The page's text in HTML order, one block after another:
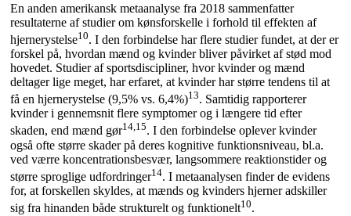
En anden amerikansk metaanalyse fra 2018 sammenfatter
resultaterne af studier om kønsforskelle i forhold til effekten af
hjernerystelse10. I den forbindelse har flere studier fundet, at der er
forskel på, hvordan mænd og kvinder bliver påvirket af stød mod
hovedet. Studier af sportsdiscipliner, hvor kvinder og mænd
deltager lige meget, har erfaret, at kvinder har større tendens til at
få en hjernerystelse (9,5% vs. 6,4%)13. Samtidig rapporterer
kvinder i gennemsnit flere symptomer og i længere tid efter
skaden, end mænd gør14,15. I den forbindelse oplever kvinder
også ofte større skader på deres kognitive funktionsniveau, bl.a.
ved værre koncentrationsbesvær, langsommere reaktionstider og
større sproglige udfordringer14. I metaanalysen finder de evidens
for, at forskellen skyldes, at mænds og kvinders hjerner adskiller
sig fra hinanden både strukturelt og funktionelt10.